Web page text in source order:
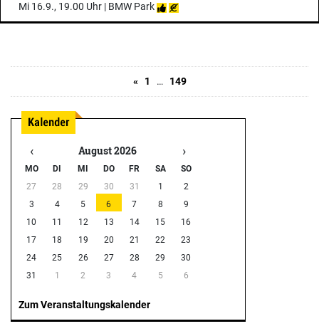
Mi 16.9., 19.00 Uhr | BMW Park
« 1 … 149
‹ August 2026 ›
MO DI MI DO FR SA
SO
27
28 29 30 31 1
2
3
4 5 6 7 8
9
10
11 12 13 14 15
16
17
18 19 20 21 22
23
24
25 26 27 28 29
30
31
1 2 3 4 5 6
Zum Veranstaltungskalender